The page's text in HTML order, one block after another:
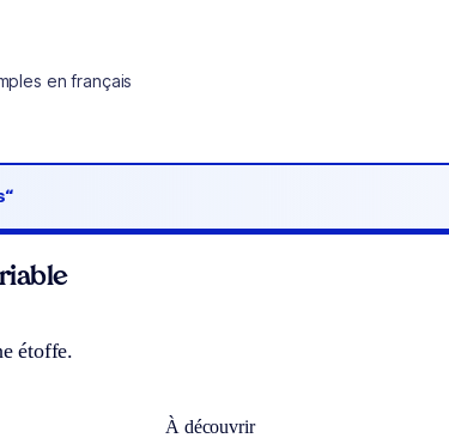
en français
étoffe.
À découvrir